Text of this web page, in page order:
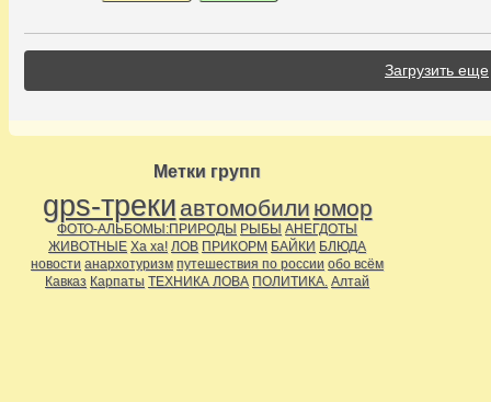
Загрузить еще
Метки групп
gps-треки автомобили юмор
ФОТО-АЛЬБОМЫ:ПРИРОДЫ РЫБЫ АНЕГДОТЫ
ЖИВОТНЫЕ Ха ха! ЛОВ ПРИКОРМ БАЙКИ БЛЮДА
новости анархотуризм путешествия по россии обо всём
Кавказ Карпаты ТЕХНИКА ЛОВА ПОЛИТИКА. Алтай